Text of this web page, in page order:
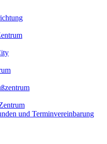
und Terminvereinbarung